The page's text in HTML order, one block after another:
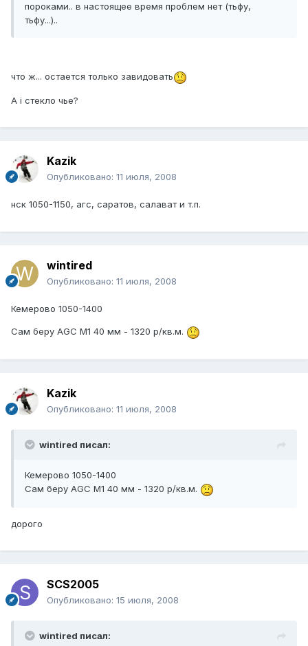
пороками.. в настоящее время проблем нет (тьфу,
тьфу...)..
что ж... остается только завидовать
А i стекло чье?
Kazik
Опубликовано: 11 июля, 2008
нск 1050-1150, агс, саратов, салават и т.п.
wintired
Опубликовано: 11 июля, 2008
Кемерово 1050-1400
Сам беру AGC M1 40 мм - 1320 р/кв.м.
Kazik
Опубликовано: 11 июля, 2008
wintired писал:
Кемерово 1050-1400
Сам беру AGC M1 40 мм - 1320 р/кв.м.
дорого
SCS2005
Опубликовано: 15 июля, 2008
wintired писал: